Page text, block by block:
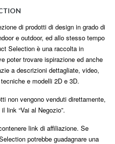
di prodotti di design in grado di
e outdoor, ed allo stesso tempo
Selection è una raccolta in
poter trovare ispirazione ed anche
a descrizioni dettagliate, video,
e modelli 2D e 3D.
non vengono venduti direttamente,
link “Vai al Negozio”.
link di affiliazione. Se
potrebbe guadagnare una